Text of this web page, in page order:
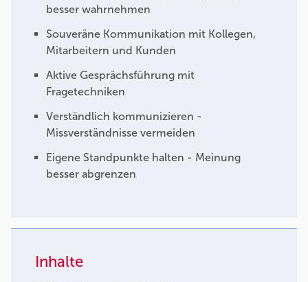
besser wahrnehmen
Souveräne Kommunikation mit Kollegen,
Mitarbeitern und Kunden
Aktive Gesprächsführung mit
Fragetechniken
Verständlich kommunizieren -
Missverständnisse vermeiden
Eigene Standpunkte halten - Meinung
besser abgrenzen
Inhalte